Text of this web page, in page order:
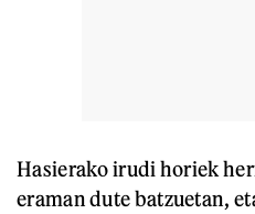
Hasierako irudi horiek
eraman dute batzuetan,